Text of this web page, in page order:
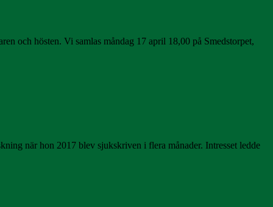
och hösten. Vi samlas måndag 17 april 18,00 på Smedstorpet,
när hon 2017 blev sjukskriven i flera månader. Intresset ledde